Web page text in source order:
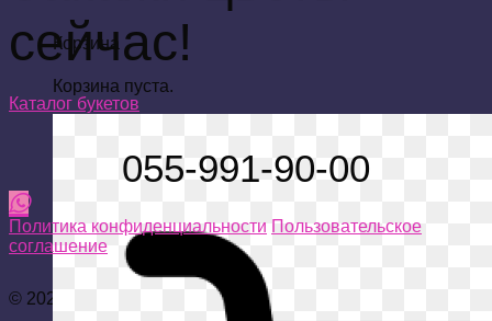
Корзина
Корзина пуста.
сейчас!
Каталог букетов
055-991-90-00
Политика конфиденциальности Пользовательское
соглашение
© 2026 Доставка цветов по Израилю - разработка Scarlett